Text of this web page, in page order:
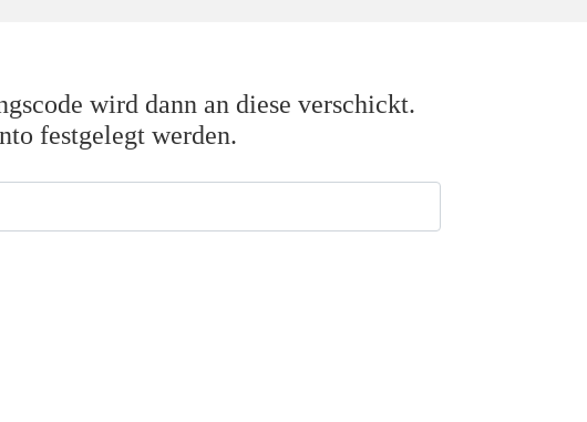
wird dann an diese verschickt.
festgelegt werden.